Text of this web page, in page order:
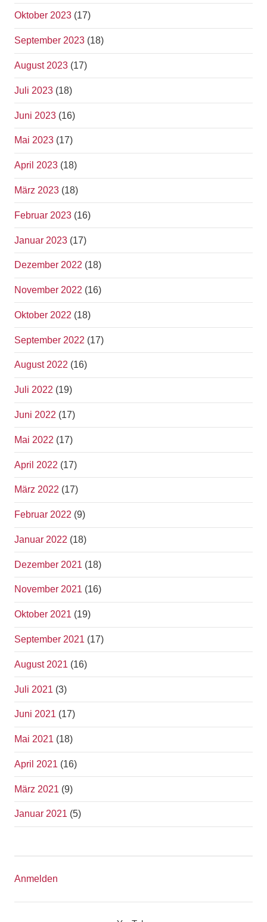
Oktober 2023 (17)
September 2023 (18)
August 2023 (17)
Juli 2023 (18)
Juni 2023 (16)
Mai 2023 (17)
April 2023 (18)
März 2023 (18)
Februar 2023 (16)
Januar 2023 (17)
Dezember 2022 (18)
November 2022 (16)
Oktober 2022 (18)
September 2022 (17)
August 2022 (16)
Juli 2022 (19)
Juni 2022 (17)
Mai 2022 (17)
April 2022 (17)
März 2022 (17)
Februar 2022 (9)
Januar 2022 (18)
Dezember 2021 (18)
November 2021 (16)
Oktober 2021 (19)
September 2021 (17)
August 2021 (16)
Juli 2021 (3)
Juni 2021 (17)
Mai 2021 (18)
April 2021 (16)
März 2021 (9)
Januar 2021 (5)
Anmelden